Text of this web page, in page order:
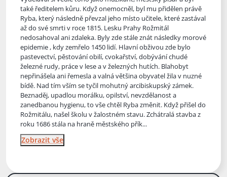
také ředitelem kůru. Když onemocněl, byl mu přidělen právě
Ryba, který následně převzal jeho místo učitele, které zastával
až do své smrti v roce 1815. Lesku Prahy Rožmitál
nedosahoval ani zdaleka. Byly zde stále znát následky morové
epidemie , kdy zemřelo 1450 lidí. Hlavní obživou zde bylo
pastevectví, pěstování obilí, cvokařství, dobývání chudé
železné rudy, práce v lese a v železných hutích. Blahobyt
nepřinášela ani řemesla a valná většina obyvatel žila v nuzné
bídě. Nad tím vším se tyčil mohutný arcibiskupský zámek.
Beznaděj, upadlou morálku, opilství, nevzdělanost a
zanedbanou hygienu, to vše chtěl Ryba změnit. Když přišel do
Rožmitálu, našel školu v žalostném stavu. Zchátralá stavba z
roku 1686 stála na hraně městského přík...
Zobrazit vše